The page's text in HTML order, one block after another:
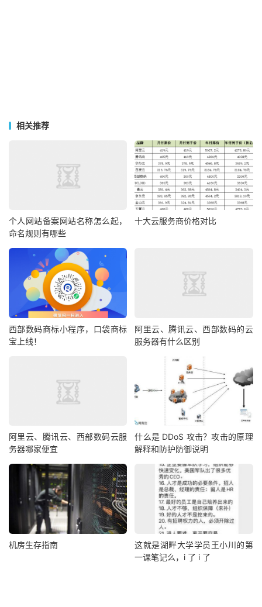
相关推荐
个人网站备案网站名称怎么起，
命名规则有哪些
十大云服务商价格对比
西部数码商标小程序，口袋商标
宝上线！
阿里云、腾讯云、西部数码的云
服务器有什么区别
阿里云、腾讯云、西部数码云服
务器哪家便宜
什么是 DDoS 攻击？攻击的原理
解释和防护防御说明
机房生存指南
这就是湖畔大学学员王小川的第
一课笔记么，i 了 i 了